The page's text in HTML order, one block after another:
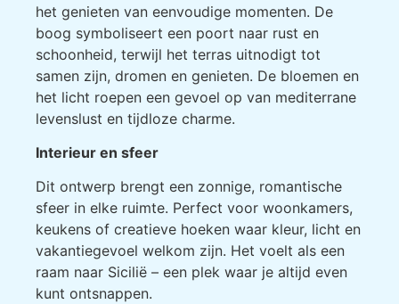
het genieten van eenvoudige momenten. De
boog symboliseert een poort naar rust en
schoonheid, terwijl het terras uitnodigt tot
samen zijn, dromen en genieten. De bloemen en
het licht roepen een gevoel op van mediterrane
levenslust en tijdloze charme.
Interieur en sfeer
Dit ontwerp brengt een zonnige, romantische
sfeer in elke ruimte. Perfect voor woonkamers,
keukens of creatieve hoeken waar kleur, licht en
vakantiegevoel welkom zijn. Het voelt als een
raam naar Sicilië – een plek waar je altijd even
kunt ontsnappen.